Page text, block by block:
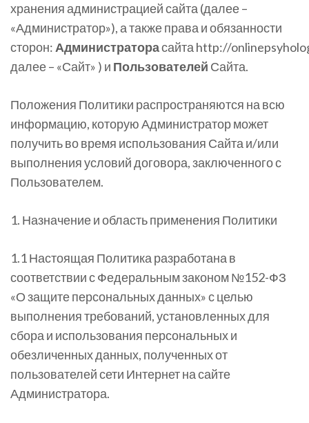
хранения администрацией сайта (далее –
«Администратор»), а также права и обязанности
сторон: Администраторасайта http://
далее – «Сайт» ) и Пользователей Сайта.
Положения Политики распространяются на всю
информацию, которую Администратор может
получить во время использования Сайта и/или
выполнения условий договора, заключенного с
Пользователем.
1. Назначение и область применения Политики
1.1 Настоящая Политика разработана в
соответствии с Федеральным законом №152-ФЗ
«О защите персональных данных» с целью
выполнения требований, установленных для
сбора и использования персональных и
обезличенных данных, полученных от
пользователей сети Интернет на сайте
Администратора.